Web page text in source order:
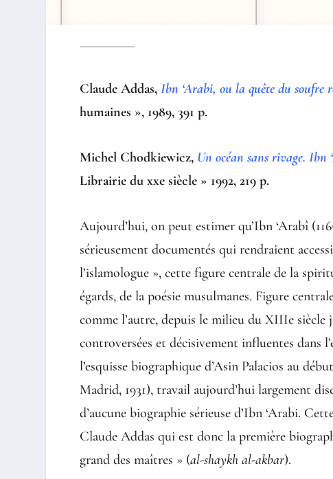
Claude Addas,Ibn ‘Arabi, ou la quête du soufre
humaines », 1989, 391 p.
Michel Chodkiewicz, Un océan sans rivage.
Librairie du xxe siècle » 1992, 219 p.
Aujourd’hui, on peut estimer qu’Ibn ‘Arabî
sérieusement documentés qui rendraient
l’islamologue », cette figure centrale de la
égards, de la poésie musulmanes. Figure
comme l’autre, depuis le milieu du XIIIe siècle
controversées et décisivement influentes dans
l’esquisse biographique d’Asin Palacios au
Madrid, 1931), travail aujourd’hui largement
d’aucune biographie sérieuse d’Ibn ‘Arabi.
Claude Addas qui est donc la première
grand des maîtres » (al-shaykh al-akbar).